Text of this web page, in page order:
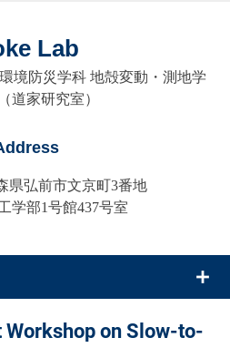
Lab
境防災学科 地殻変動・測地学
道家研究室）
県弘前市文京町3番地
学部1号館437号室
on Slow-to-